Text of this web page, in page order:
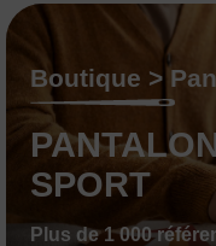
Boutique >
SPORT
Plus de 1 000